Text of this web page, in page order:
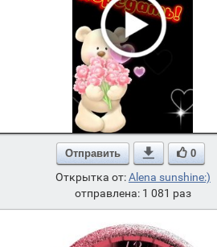
Отправить  0
Открытка от:Alena sunshine:)
отправлена: 1 081 раз